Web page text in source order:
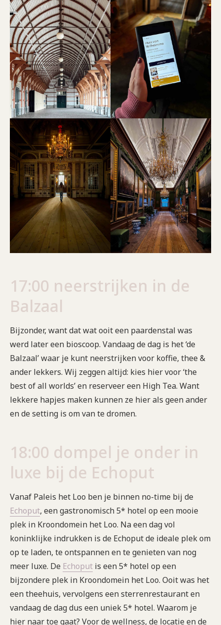
17:00 neerstrijken in de
Balzaal
Bijzonder, want dat wat ooit een paardenstal was
werd later een bioscoop. Vandaag de dag is het ‘de
Balzaal’ waar je kunt neerstrijken voor koffie, thee &
ander lekkers. Wij zeggen altijd: kies hier voor ‘the
best of all worlds’ en reserveer een High Tea. Want
lekkere hapjes maken kunnen ze hier als geen ander
en de setting is om van te dromen.
18:00 dompel je onder in
luxe bij de Echoput
Vanaf Paleis het Loo ben je binnen no-time bij de
Echoput, een gastronomisch 5* hotel op een mooie
plek in Kroondomein het Loo. Na een dag vol
koninklijke indrukken is de Echoput de ideale plek om
op te laden, te ontspannen en te genieten van nog
meer luxe. De Echoput is een 5* hotel op een
bijzondere plek in Kroondomein het Loo. Ooit was het
een theehuis, vervolgens een sterrenrestaurant en
vandaag de dag dus een uniek 5* hotel. Waarom je
hier naar toe gaat? Voor de wellness, de locatie en de